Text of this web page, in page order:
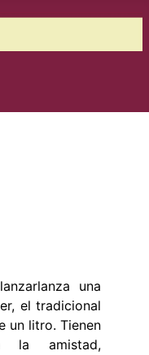
una
el tradicional
un litro. Tienen
la amistad,